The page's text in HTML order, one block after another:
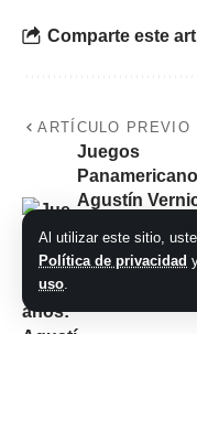
Al utilizar este sitio,
Política de privacidad
uso.
Comparte este
ARTÍCULO PREVIO
Juegos
Agustín
oros que no
cansa de